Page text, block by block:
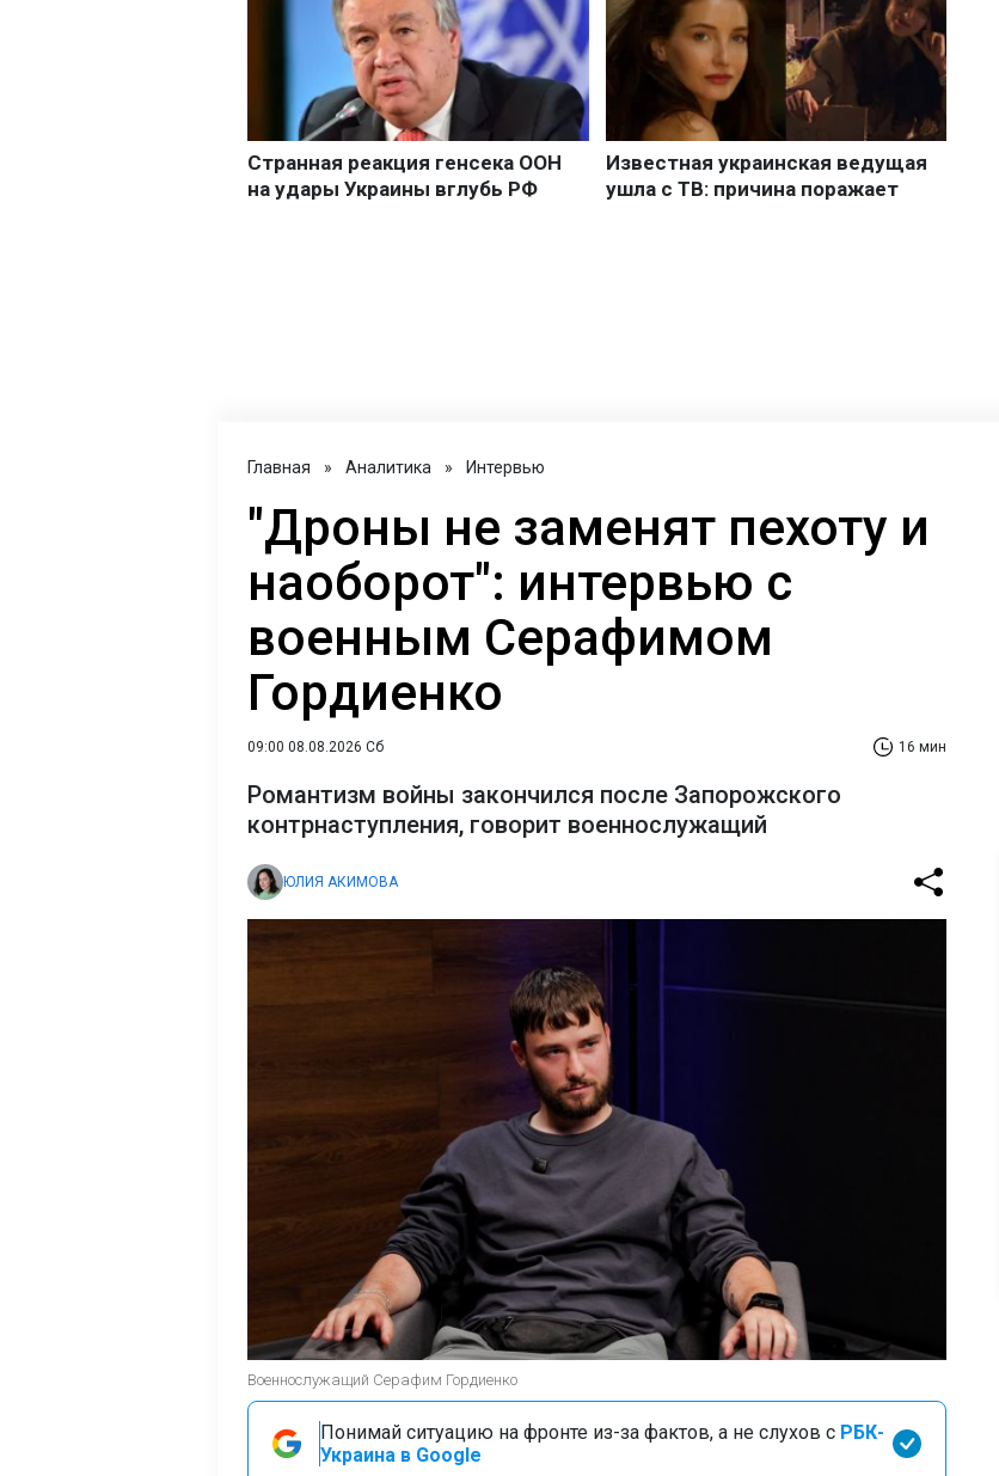
Главная » Аналитика » Интервью
"Дроны не заменят пехоту и
наоборот": интервью с
военным Серафимом
Гордиенко
09:00 08.08.2026 Сб 16 мин
Романтизм войны закончился после Запорожского
контрнаступления, говорит военнослужащий
ЮЛИЯ АКИМОВА
Военнослужащий Серафим Гордиенко
Понимай ситуацию на фронте из-за фактов, а не слухов с РБК-
Украина в Google